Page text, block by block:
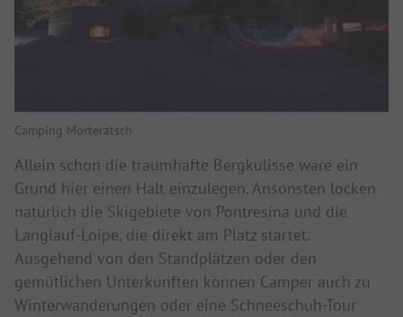
Camping Morteratsch
Allein schon die traumhafte Bergkulisse wäre ein
Grund hier einen Halt einzulegen. Ansonsten locken
natürlich die Skigebiete von Pontresina und die
Langlauf-Loipe, die direkt am Platz startet.
Ausgehend von den Standplätzen oder den
gemütlichen Unterkünften können Camper auch zu
Winterwanderungen oder eine Schneeschuh-Tour